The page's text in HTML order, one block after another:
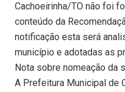
Cachoeirinha/TO não foi
conteúdo da
notificação esta será
município e adotadas as
Nota sobre nomeação da
A Prefeitura Municipal de